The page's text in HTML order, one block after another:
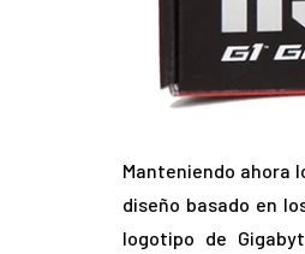
Manteniendo ahora
diseño basado en
logotipo de